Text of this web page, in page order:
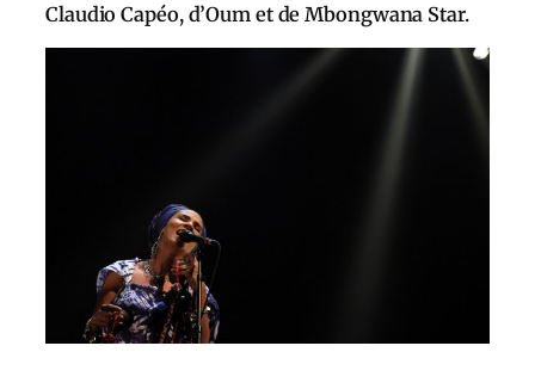
Claudio Capéo, d’Oum et de Mbongwana Star.